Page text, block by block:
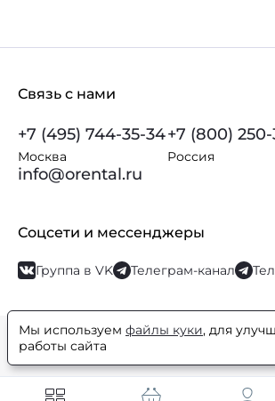
Связь с нами
+7 (495) 744-35-34
Москва
+7 (800)
Россия
info@orental.ru
Соцсети и мессенджеры
Группа в VK Телеграм-канал
© Orental.ru 2007–2026Интернет-магазин
косметики
Мы используем файлы куки, для
работы сайта